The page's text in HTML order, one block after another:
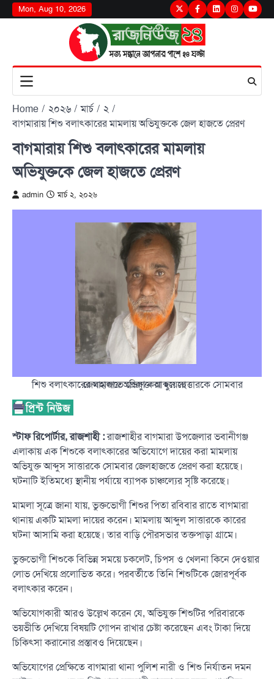
Skip
to
Mon, Aug 10, 2026 TwitterFacebook
LinkedInInstagram
Home ২০২৬ মার্চ
২
বাগমারায় শিশু বলাৎকারের মামলায় অভিযুক্তকে জেল হাজতে প্রেরণ
বাগমারায় শিশু বলাৎকারের মামলায়
অভিযুক্তকে জেল হাজতে প্রেরণ
admin মার্চ ২, ২০২৬
শিশু বলাৎকারের মামলায় অভিযুক্ত আব্দুস সাত্তারকে সোমবার জেলহাজতে প্রেরণ করা হয়েছে।
স্টাফ রিপোর্টার, রাজশাহী :রাজশাহীর বাগমারা উপজেলার ভবানীগঞ্জ
এলাকায় এক শিশুকে বলাৎকারের অভিযোগে দায়ের করা মামলায়
অভিযুক্ত আব্দুস সাত্তারকে সোমবার জেলহাজতে প্রেরণ করা হয়েছে।
ঘটনাটি ইতিমধ্যে স্থানীয় পর্যায়ে ব্যাপক চাঞ্চল্যের সৃষ্টি করেছে।
মামলা সূত্রে জানা যায়, ভুক্তভোগী শিশুর পিতা রবিবার রাতে বাগমারা
থানায় একটি মামলা দায়ের করেন। মামলায় আব্দুল সাত্তারকে কারের
ঘটনা আসামি করা হয়েছে। তার বাড়ি পৌরসভার তক্তপাড়া গ্রামে।
ভুক্তভোগী শিশুকে বিভিন্ন সময়ে চকলেট, চিপস ও খেলনা কিনে দেওয়ার
লোভ দেখিয়ে প্রলোভিত করে। পরবর্তীতে তিনি শিশুটিকে জোরপূর্বক
বলাৎকার করেন।
অভিযোগকারী আরও উল্লেখ করেন যে, অভিযুক্ত শিশুটির পরিবারকে
ভয়ভীতি দেখিয়ে বিষয়টি গোপন রাখার চেষ্টা করেছেন এবং টাকা দিয়ে
চিকিৎসা করানোর প্রস্তাবও দিয়েছেন।
অভিযোগের প্রেক্ষিতে বাগমারা থানা পুলিশ নারী ও শিশু নির্যাতন দমন